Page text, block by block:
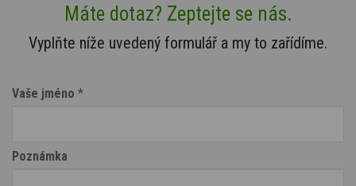
Máte dotaz? Zeptejte se nás.
Vyplňte níže uvedený formulář a my to zařídíme.
Vaše jméno *
Poznámka